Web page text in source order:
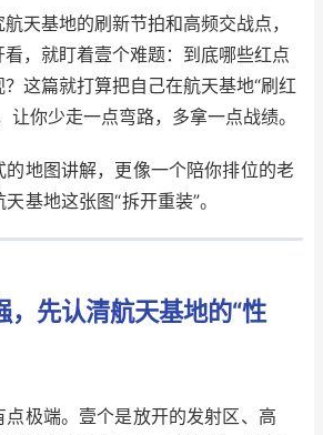
天基地的刷新节拍和高频交战点，
，就盯着壹个难题：到底哪些红点
这篇就打算把自己在航天基地“刷红
让你少走一点弯路，多拿一点战绩。
地图讲解，更像一个陪你排位的老
基地这张图“拆开重装”。
，先认清航天基地的“性
极端。壹个是放开的发射区、高